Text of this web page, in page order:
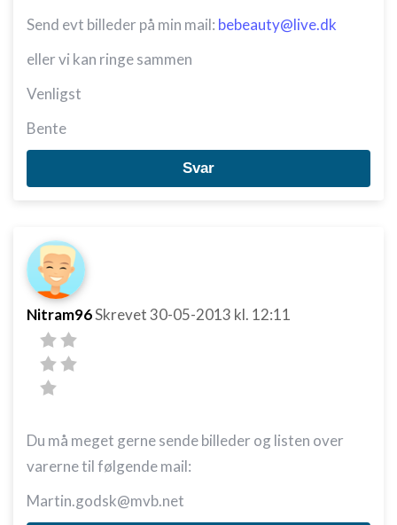
Send evt billeder på min mail: bebeauty@live.dk
eller vi kan ringe sammen
Venligst
Bente
Svar
Nitram96Skrevet30-05-2013 kl. 12:11
Du må meget gerne sende billeder og listen over
varerne til følgende mail:
Martin.godsk@mvb.net